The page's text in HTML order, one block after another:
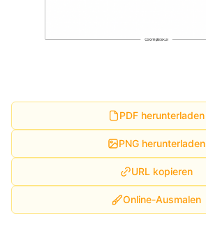
PDF herunterladen
PNG herunterladen
URL kopieren
Online-Ausmalen